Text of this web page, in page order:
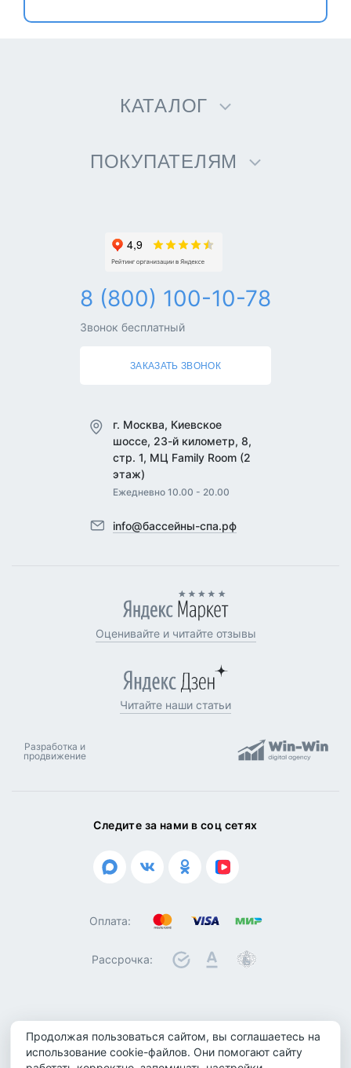
Продолжая пользоваться сайтом, вы соглашаетесь на
использование cookie-файлов. Они помогают сайту
КАТАЛОГ
ПОКУПАТЕЛЯМ
Следите за нами в соц сетях
Оплата:
Рассрочка:
Политика конфиденциальности
8 (800) 100-10-78
Звонок бесплатный
ЗАКАЗАТЬ ЗВОНОК
г. Москва, Киевское
шоссе, 23-й километр, 8,
стр. 1, МЦ Family Room (2
этаж)
Ежедневно 10.00 - 20.00
info@бассейны-спа.рф
Оценивайте и читайте отзывы
Читайте наши статьи
Разработка и
продвижение